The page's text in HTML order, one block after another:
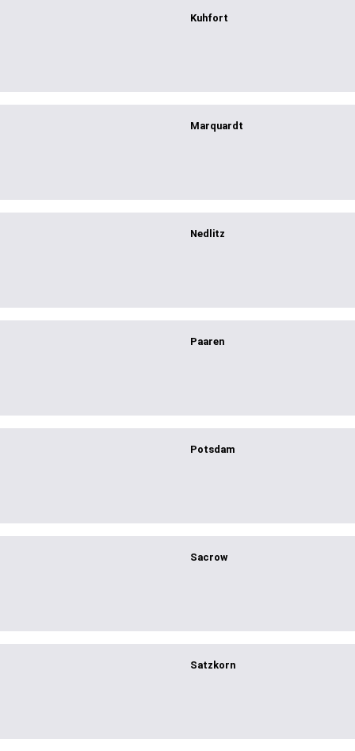
Kuhfort
Marquardt
Nedlitz
Paaren
Potsdam
Sacrow
Satzkorn